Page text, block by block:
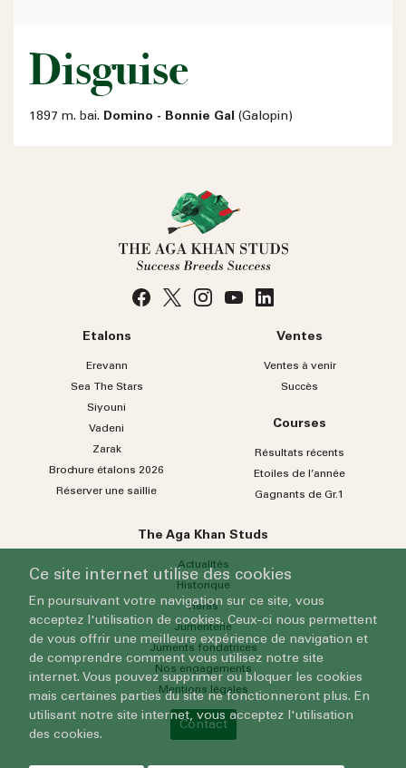
Disguise
1897 m. bai. Domino - Bonnie Gal (Galopin)
Etalons
Erevann
Sea TheStars
Siyouni
Vadeni
Zarak
Brochure étalons 2026
Réserver une saillie
Ventes
Ventes à venir
Succès
Courses
Résultats récents
Etoiles de l’année
Gagnants de Gr.1
The Aga Khan Studs
Actualités
Historique
Haras
Jumenterie
Juments fondatrices
Nos engagements
Mentions légales
Contact
Ce site internet utilise des cookies
En poursuivant votre navigation sur ce site, vous
acceptez l'utilisation de cookies. Ceux-ci nous permettent
de vous offrir une meilleure expérience de navigation et
de comprendre comment vous utilisez notre site
internet. Vous pouvez supprimer ou bloquer les cookies
mais certaines parties du site ne fonctionneront plus. En
utilisant notre site internet, vous acceptez l'utilisation
des cookies.